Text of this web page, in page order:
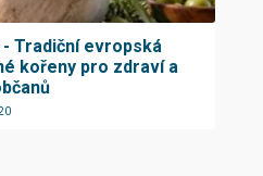
- Tradiční evropská
kořeny pro zdraví a